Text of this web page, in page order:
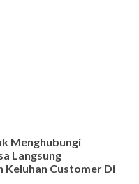
Menghubungi
Langsung
Keluhan Customer Di